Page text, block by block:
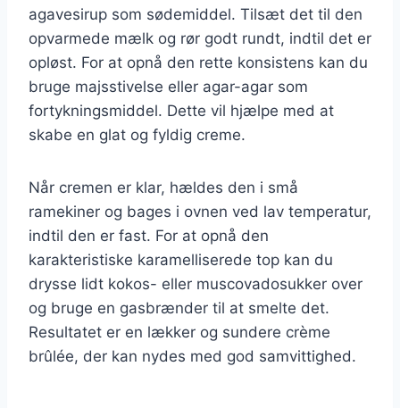
agavesirup som sødemiddel. Tilsæt det til den
opvarmede mælk og rør godt rundt, indtil det er
opløst. For at opnå den rette konsistens kan du
bruge majsstivelse eller agar-agar som
fortykningsmiddel. Dette vil hjælpe med at
skabe en glat og fyldig creme.
Når cremen er klar, hældes den i små
ramekiner og bages i ovnen ved lav temperatur,
indtil den er fast. For at opnå den
karakteristiske karamelliserede top kan du
drysse lidt kokos- eller muscovadosukker over
og bruge en gasbrænder til at smelte det.
Resultatet er en lækker og sundere crème
brûlée, der kan nydes med god samvittighed.